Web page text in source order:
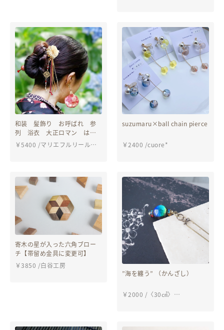
和装 髪飾り お呼ばれ 参
列 浴衣 大正ロマン はい
からさんの恋するゆらゆらか
んざし【寿】
￥5400 /マリエフルリール大
suzumaru×ball chain pierce
￥2400 /cuore*
寄木の星が入った六角ブロー
チ【帯留め金具に変更可】
￥3850 /白谷工房
”海を纏う” （かんざし）
￥2000 / 〈30㎤〉